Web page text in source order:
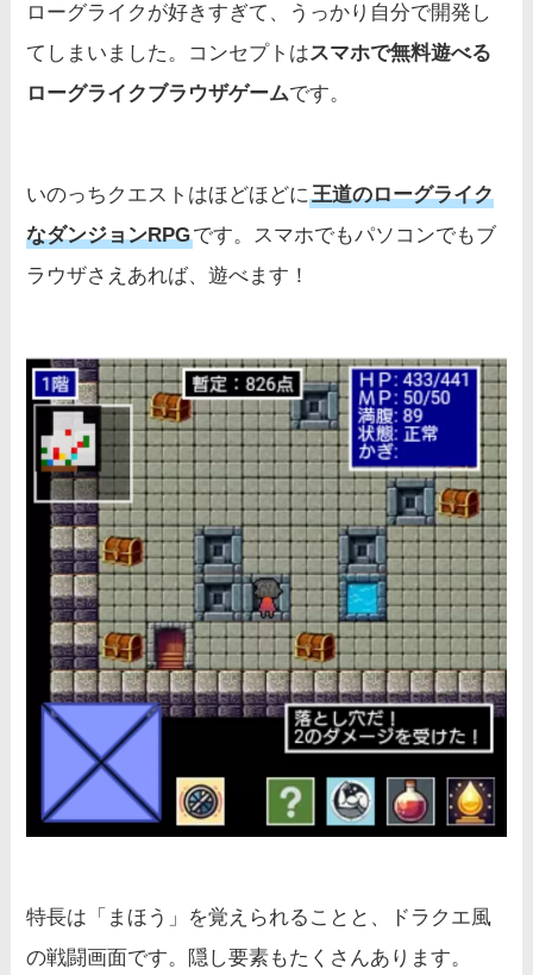
ローグライクが好きすぎて、うっかり自分で開発し
てしまいました。コンセプトはスマホで無料遊べる
ローグライクブラウザゲームです。
いのっちクエストはほどほどに王道のローグライク
なダンジョンRPGです。スマホでもパソコンでもブ
ラウザさえあれば、遊べます！
特長は「まほう」を覚えられることと、ドラクエ風
の戦闘画面です。隠し要素もたくさんあります。